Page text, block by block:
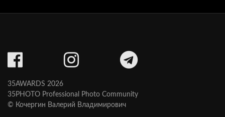
35AWARDS 2026
35PHOTO Professional Photo Community
© Кочергин Валерий Владимирович